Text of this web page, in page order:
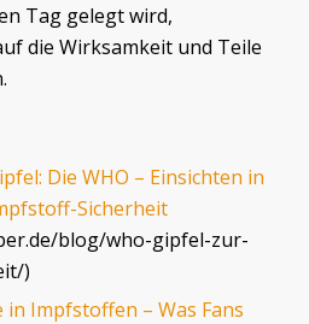
Tag gelegt wird,
die Wirksamkeit und Teile
Die WHO – Einsichten in
Sicherheit
blog/who-gipfel-zur-
)
Impfstoffen – Was Fans